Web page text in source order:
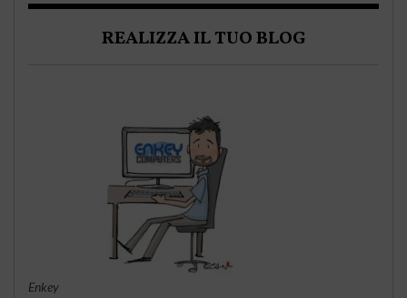
REALIZZA IL TUO BLOG
Enkey